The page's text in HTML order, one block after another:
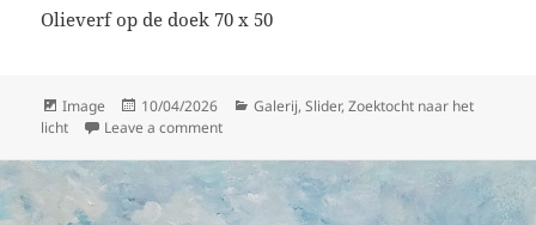
Olieverf op de doek 70 x 50
Format
Image
Posted
on
10/04/2026 Categories
Galerij,Slider,Zoektocht naar het
licht
Leave a commenton Spur of the Moment